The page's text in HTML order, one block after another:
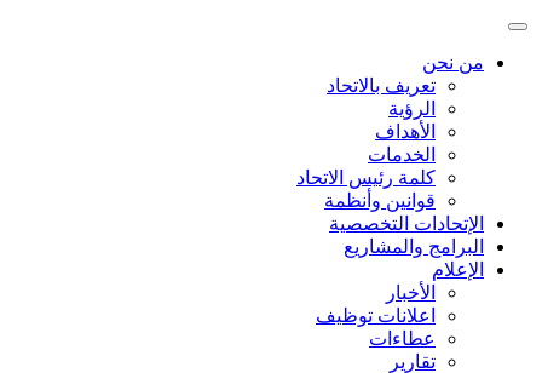
من نحن
تعريف بالاتحاد
الرؤية
الأهداف
الخدمات
كلمة رئيس الاتحاد
قوانين وأنظمة
الإتحادات التخصصية
البرامج والمشاريع
الإعلام
الأخبار
اعلانات توظيف
عطاءات
تقارير